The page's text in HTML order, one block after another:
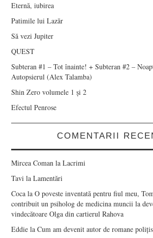
Eternă, iubirea
Patimile lui Lazăr
Să vezi Jupiter
QUEST
Subteran #1 – Tot înainte! + Subteran #2 –
Autopsierul (Alex Talamba)
Shin Zero volumele 1 și 2
Efectul Penrose
COMENTARII
Mircea Coman laLacrimi
Tavi laLamentări
Coca laO poveste inventată pentru fiul meu,
contribuit un psiholog de medicina muncii la
vindecătoare Olga din cartierul Rahova
Eddie laCum am devenit autor de romane